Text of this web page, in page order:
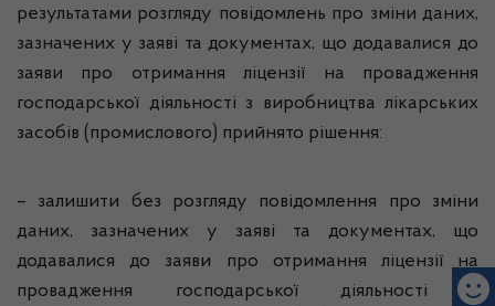
результатами розгляду повідомлень про зміни даних,
зазначених у заяві та документах, що додавалися до
заяви про отримання ліцензії на провадження
господарської діяльності з виробництва лікарських
засобів (промислового) прийнято рішення:
– залишити без розгляду повідомлення про зміни
даних, зазначених у заяві та документах, що
додавалися до заяви про отримання ліцензії на
провадження господарської діяльності з